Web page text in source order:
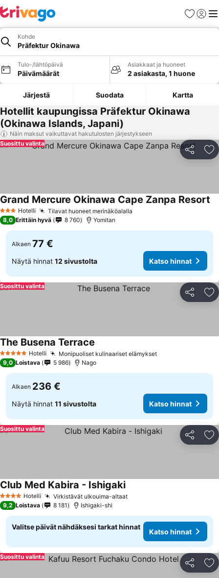
Suosikit
Kohde
Präfektur Okinawa
Tulo-/lähtöpäivä
Päivämäärät
Asiakkaat ja huoneet
2 asiakasta, 1 huone
Järjestä Suodata Kartta
Hotellit kaupungissa Präfektur Okinawa
(Okinawa Islands, Japani)
Näin maksut vaikuttavat hakutulosten järjestykseen
Jaa
Suosittu valinta
3 Tähtiluokitus
Hotelli Tilavat huoneet merinäköalalla
Grand Mercure Okinawa Cape Zanpa Resort
8,0 Erittäin hyvä 8 760 Yomitan
Alkaen 77 €
Näytä hinnat 12 sivustolta Katso hinnat
Jaa
Suosittu valinta
5 Tähtiluokitus
Hotelli Monipuoliset kulinaariset elämyksetKatso hinnat
The Busena Terrace
9,0 Loistava 5 986 Nago
Alkaen 236 €
Näytä hinnat 11 sivustolta Katso hinnat
Jaa
Suosittu valinta
4 Tähtiluokitus
Hotelli Virkistävät ulkouima-altaatKatso hinnat
Club Med Kabira - IshigakiKatso hinnat
9,2 Loistava 8 181 Ishigaki-shi
Valitse päivät nähdäksesi tarkat hinnat
Katso hinnat
Jaa
Suosittu valinta